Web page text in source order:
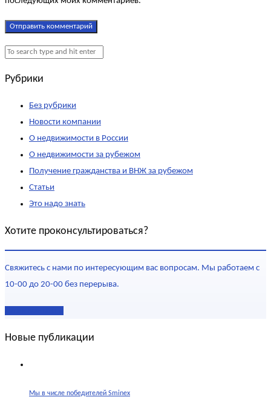
Рубрики
Без рубрики
Новости компании
О недвижимости в России
О недвижимости за рубежом
Получение гражданства и ВНЖ за рубежом
Статьи
Это надо знать
Хотите проконсультироваться?
Свяжитесь с нами по интересующим вас вопросам. Мы работаем с
10-00 до 20-00 без перерыва.
Новые публикации
Мы в числе победителей Sminex